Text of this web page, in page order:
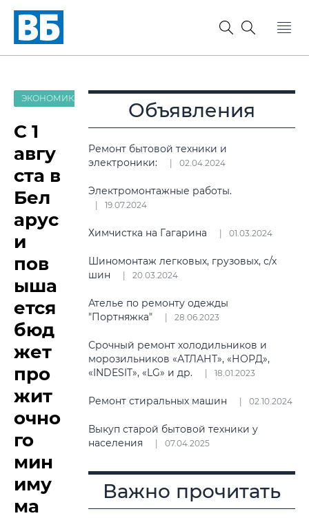
ЭКОНОМИКА
С 1
авгу
ста в
Бел
арус
и
пов
ыша
ется
бюд
жет
про
жит
очно
го
мин
иму
ма
Объявления
Ремонт бытовой техники и
электроники:
02.04.2024
Электромонтажные работы.
19.07.2024
Химчистка на Гагарина 01.03.2024
Шиномонтаж легковых, грузовых, с/х
шин
20.03.2024
Ателье по ремонту одежды
"Портняжка"
28.06.2023
Срочный ремонт холодильников и
морозильников «АТЛАНТ», «НОРД»,
«INDESIT», «LG» и др.
18.01.2023
Ремонт стиральных машин 02.10.2024
Выкуп старой бытовой техники у
населения
07.04.2025
Важно прочитать